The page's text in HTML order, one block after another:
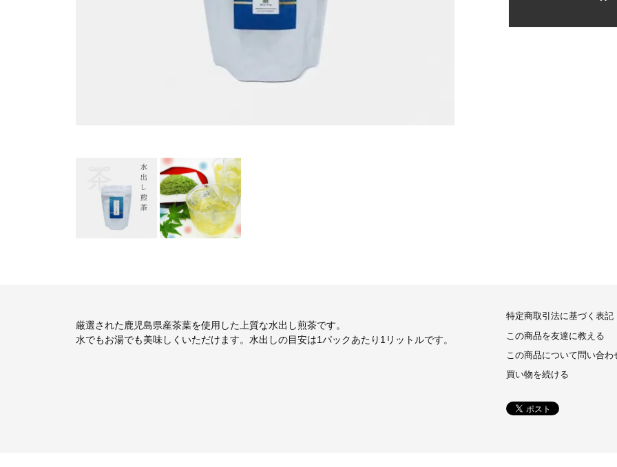
厳選された鹿児島県産茶葉を使用した上質な水出し煎茶です。
水でもお湯でも美味しくいただけます。水出しの目安は1パックあたり1リットルです。
特定商取引法に基づく表記
この商品を友達に教える
この商品について問い合わ
買い物を続ける